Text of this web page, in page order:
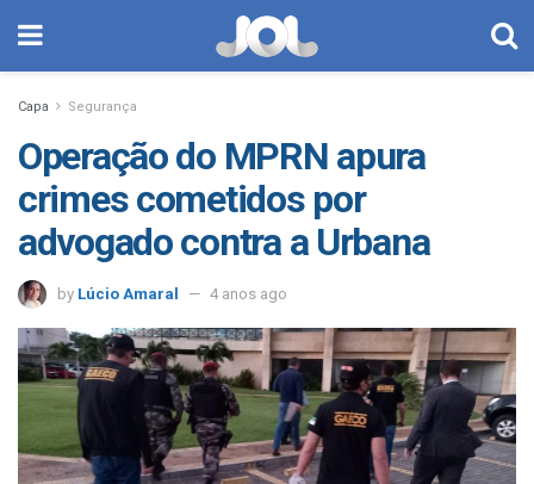
Capa Segurança
Operação do MPRN apura
crimes cometidos por
advogado contra a Urbana
by Lúcio Amaral 4 anos ago